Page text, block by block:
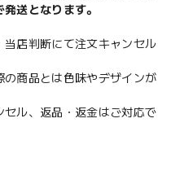
送となります。
当店判断にて注文キャンセル
の商品とは色味やデザインが
セル、返品・返金はご対応で